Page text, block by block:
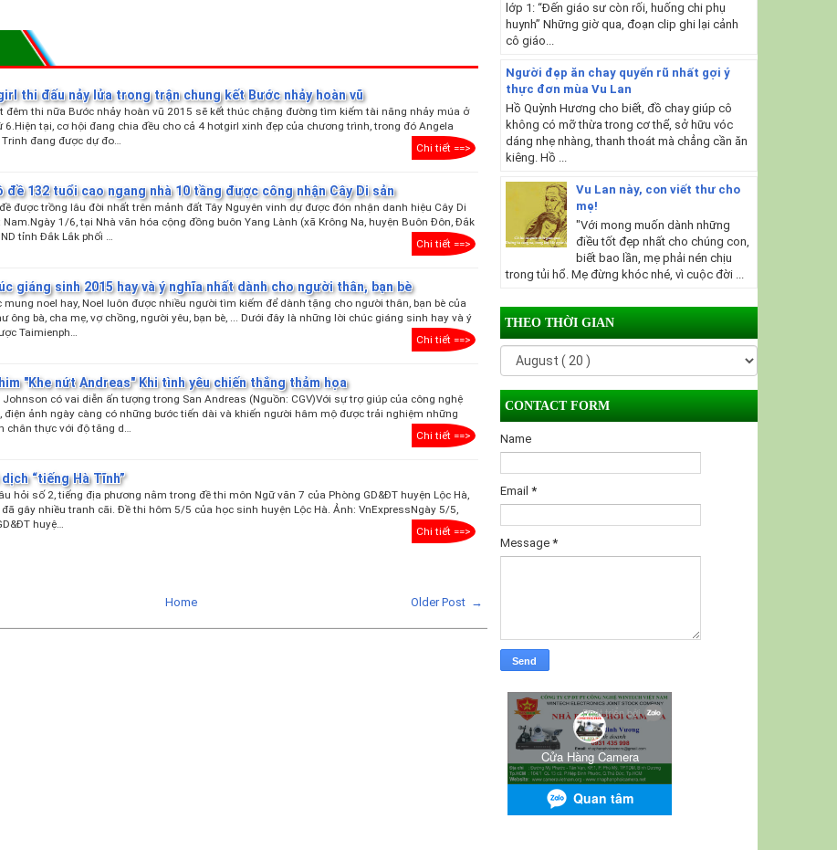
thi đấu nảy lửa trong trận chung kết Bước nhảy hoàn vũ
đêm thi nữa Bước nhảy hoàn vũ 2015 sẽ kết thúc chặng đường tìm kiếm tài năng nhảy múa ở
6.Hiện tại, cơ hội đang chia đều cho cả 4 hotgirl xinh đẹp của chương trình, trong đó Angela
đang được dự đo…
Chi tiết ==>
đề 132 tuổi cao ngang nhà 10 tầng được công nhận Cây Di sản
được trồng lâu đời nhất trên mảnh đất Tây Nguyên vinh dự được đón nhận danh hiệu Cây Di
Nam.Ngày 1/6, tại Nhà văn hóa cộng đồng buôn Yang Lành (xã Krông Na, huyện Buôn Đôn, Đắk
tỉnh Đắk Lắk phối …
Chi tiết ==>
giáng sinh 2015 hay và ý nghĩa nhất dành cho người thân, bạn bè
mung noel hay, Noel luôn được nhiều người tìm kiếm để dành tặng cho người thân, bạn bè của
ông bà, cha mẹ, vợ chồng, người yêu, bạn bè, ... Dưới đây là những lời chúc giáng sinh hay và ý
Taimienph…
Chi tiết ==>
"Khe nứt Andreas" Khi tình yêu chiến thắng thảm họa
Johnson có vai diễn ấn tượng trong San Andreas (Nguồn: CGV)Với sự trợ giúp của công nghệ
điện ảnh ngày càng có những bước tiến dài và khiến người hâm mộ được trải nghiệm những
chân thực với độ tăng d…
Chi tiết ==>
“tiếng Hà Tĩnh”
hỏi số 2, tiếng địa phương nằm trong đề thi môn Ngữ văn 7 của Phòng GD&ĐT huyện Lộc Hà,
đã gây nhiều tranh cãi. Đề thi hôm 5/5 của học sinh huyện Lộc Hà. Ảnh: VnExpressNgày 5/5,
huyệ…
Chi tiết ==>
Older Post →
Home
lớp 1: “Đến giáo sư còn rối, huống chi phụ
huynh” Những giờ qua, đoạn clip ghi lại cảnh
cô giáo...
Người đẹp ăn chay quyến rũ nhất gợi ý
thực đơn mùa Vu Lan
Hồ Quỳnh Hương cho biết, đồ chay giúp cô
không có mỡ thừa trong cơ thể, sở hữu vóc
dáng nhẹ nhàng, thanh thoát mà chẳng cần ăn
kiêng. Hồ ...
Vu Lan này, con viết thư cho
mẹ!
"Với mong muốn dành những
điều tốt đẹp nhất cho chúng con,
biết bao lần, mẹ phải nén chịu
trong tủi hổ. Mẹ đừng khóc nhé, vì cuộc đời ...
THEO THỜI GIAN
CONTACT FORM
Name
Email *
Message *